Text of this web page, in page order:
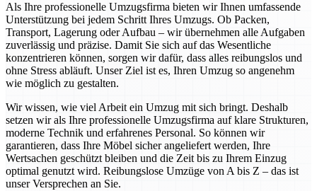
Als Ihre professionelle Umzugsfirma bieten wir Ihnen umfassende
Unterstützung bei jedem Schritt Ihres Umzugs. Ob Packen,
Transport, Lagerung oder Aufbau – wir übernehmen alle Aufgaben
zuverlässig und präzise. Damit Sie sich auf das Wesentliche
konzentrieren können, sorgen wir dafür, dass alles reibungslos und
ohne Stress abläuft. Unser Ziel ist es, Ihren Umzug so angenehm
wie möglich zu gestalten.
Wir wissen, wie viel Arbeit ein Umzug mit sich bringt. Deshalb
setzen wir als Ihre professionelle Umzugsfirma auf klare Strukturen,
moderne Technik und erfahrenes Personal. So können wir
garantieren, dass Ihre Möbel sicher angeliefert werden, Ihre
Wertsachen geschützt bleiben und die Zeit bis zu Ihrem Einzug
optimal genutzt wird. Reibungslose Umzüge von A bis Z – das ist
unser Versprechen an Sie.